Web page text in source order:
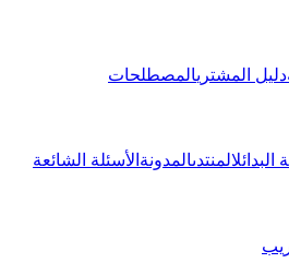
دليل المشتريالمصطلحات
البدائلالمنتدىالمدونة الأسئلة الشائعة